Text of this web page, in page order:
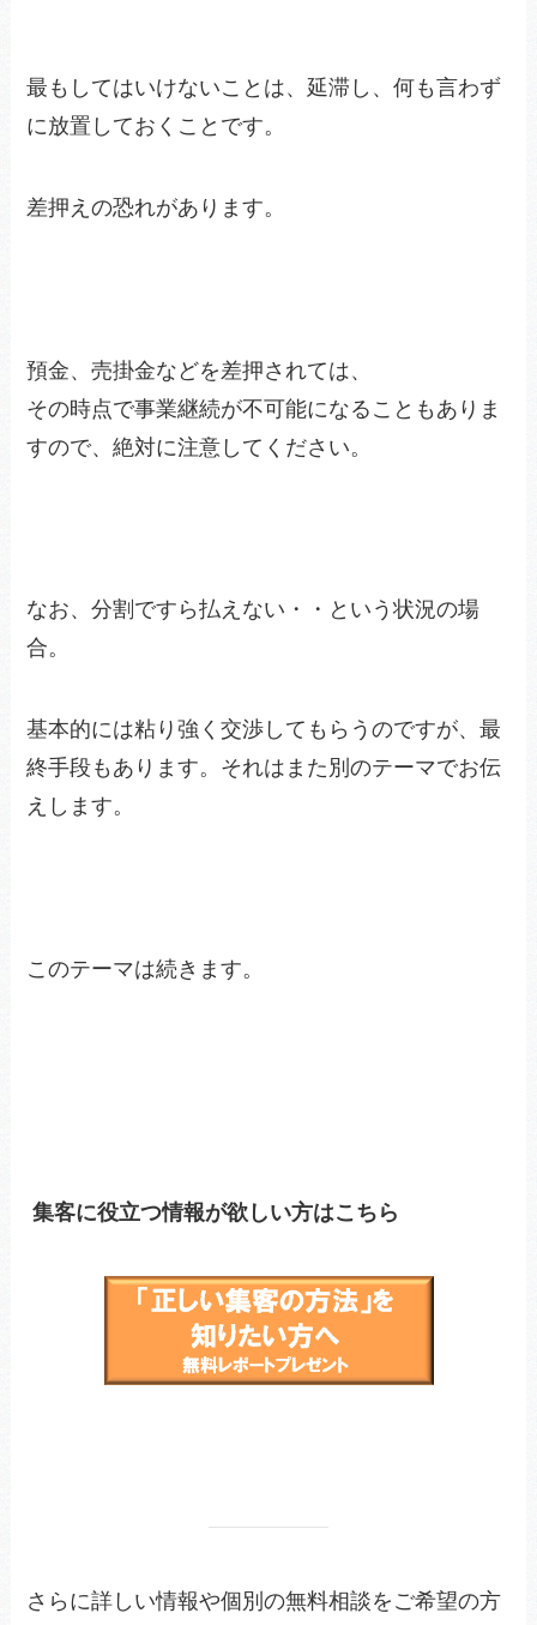
最もしてはいけないことは、延滞し、何も言わず
に放置しておくことです。
差押えの恐れがあります。
預金、売掛金などを差押されては、
その時点で事業継続が不可能になることもありま
すので、絶対に注意してください。
なお、分割ですら払えない・・という状況の場
合。
基本的には粘り強く交渉してもらうのですが、最
終手段もあります。それはまた別のテーマでお伝
えします。
このテーマは続きます。
集客に役立つ情報が欲しい方はこちら
さらに詳しい情報や個別の無料相談をご希望の方